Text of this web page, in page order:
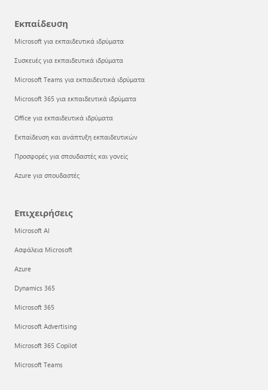
Εκπαίδευση
Microsoft για εκπαιδευτικά ιδρύματα
Συσκευές για εκπαιδευτικά ιδρύματα
Microsoft Teams για εκπαιδευτικά ιδρύματα
Microsoft 365 για εκπαιδευτικά ιδρύματα
Office για εκπαιδευτικά ιδρύματα
Εκπαίδευση και ανάπτυξη εκπαιδευτικών
Προσφορές για σπουδαστές και γονείς
Azure για σπουδαστές
Επιχειρήσεις
Microsoft AI
Ασφάλεια Microsoft
Azure
Dynamics 365
Microsoft 365
Microsoft Advertising
Microsoft 365 Copilot
Microsoft Teams